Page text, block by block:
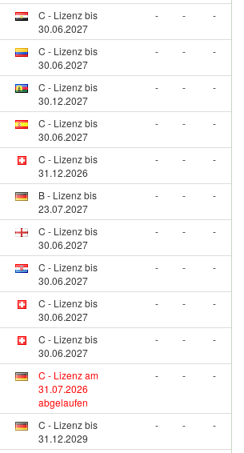
C - Lizenz bis
30.06.2027
- - -
C - Lizenz bis
30.06.2027
- - -
C - Lizenz bis
30.12.2027
- - -
C - Lizenz bis
30.06.2027
- - -
C - Lizenz bis
31.12.2026
- - -
B - Lizenz bis
23.07.2027
- - -
C - Lizenz bis
30.06.2027
- - -
C - Lizenz bis
30.06.2027
- - -
C - Lizenz bis
30.06.2027
- - -
C - Lizenz bis
30.06.2027
- - -
C - Lizenz am
31.07.2026
abgelaufen
- - -
C - Lizenz bis
31.12.2029
- - -